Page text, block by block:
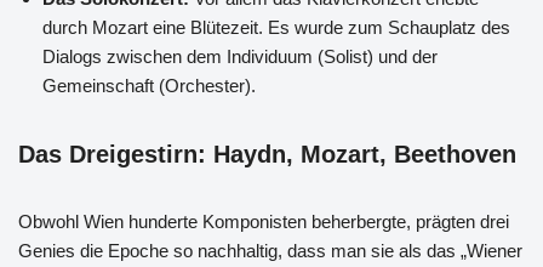
durch Mozart eine Blütezeit. Es wurde zum Schauplatz des
Dialogs zwischen dem Individuum (Solist) und der
Gemeinschaft (Orchester).
Das Dreigestirn: Haydn, Mozart, Beethoven
Obwohl Wien hunderte Komponisten beherbergte, prägten drei
Genies die Epoche so nachhaltig, dass man sie als das „Wiener